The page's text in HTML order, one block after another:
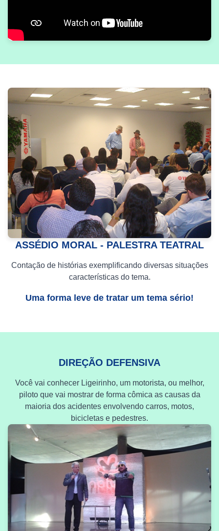
ASSÉDIO MORAL - PALESTRA TEATRAL
Contação de histórias exemplificando diversas situações
características do tema.
Uma forma leve de tratar um tema sério!
DIREÇÃO DEFENSIVA
Você vai conhecer Ligeirinho, um motorista, ou melhor,
piloto que vai mostrar de forma cômica as causas da
maioria dos acidentes envolvendo carros, motos,
bicicletas e pedestres.